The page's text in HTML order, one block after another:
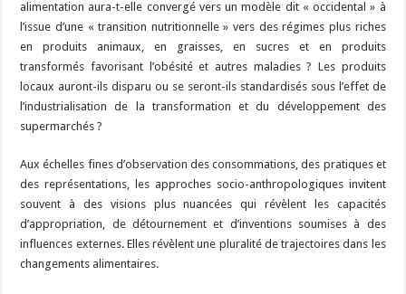
alimentation aura-t-elle convergé vers un modèle dit « occidental » à
l’issue d’une « transition nutritionnelle » vers des régimes plus riches
en produits animaux, en graisses, en sucres et en produits
transformés favorisant l’obésité et autres maladies ? Les produits
locaux auront-ils disparu ou se seront-ils standardisés sous l’effet de
l’industrialisation de la transformation et du développement des
supermarchés ?
Aux échelles fines d’observation des consommations, des pratiques et
des représentations, les approches socio-anthropologiques invitent
souvent à des visions plus nuancées qui révèlent les capacités
d’appropriation, de détournement et d’inventions soumises à des
influences externes. Elles révèlent une pluralité de trajectoires dans les
changements alimentaires.